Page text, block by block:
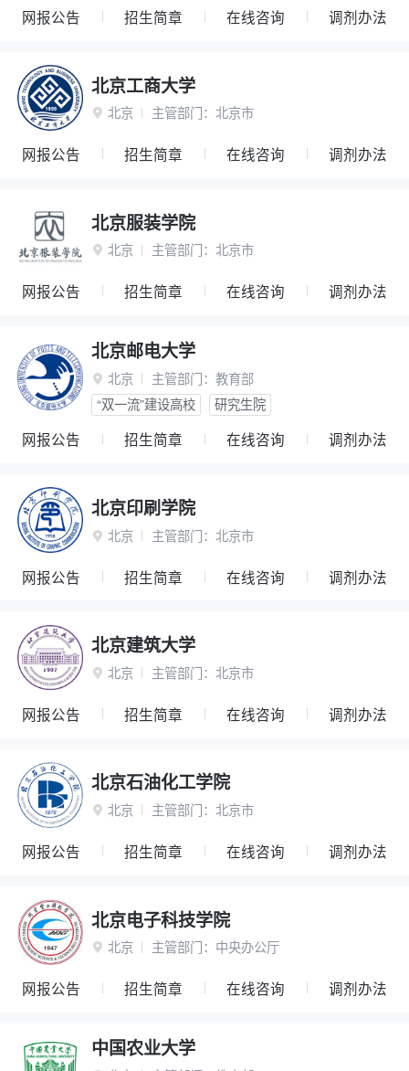
网报公告 招生简章 在线咨询 调剂办法
北京工商大学
 北京 主管部门： 北京市
网报公告 招生简章 在线咨询 调剂办法
北京服装学院
 北京 主管部门： 北京市
网报公告 招生简章 在线咨询 调剂办法
北京邮电大学
 北京 主管部门： 教育部
“双一流”建设高校
研究生院
网报公告 招生简章 在线咨询 调剂办法
北京印刷学院
 北京 主管部门： 北京市
网报公告 招生简章 在线咨询 调剂办法
北京建筑大学
 北京 主管部门： 北京市
网报公告 招生简章 在线咨询 调剂办法
北京石油化工学院
 北京 主管部门： 北京市
网报公告 招生简章 在线咨询 调剂办法
北京电子科技学院
 北京 主管部门： 中央办公厅
网报公告 招生简章 在线咨询 调剂办法
中国农业大学